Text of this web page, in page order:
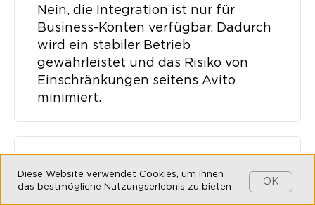
Nein, die Integration ist nur für
Business-Konten verfügbar. Dadurch
wird ein stabiler Betrieb
gewährleistet und das Risiko von
Einschränkungen seitens Avito
minimiert.
Integration?
Diese Website verwendet Cookies, um Ihnen
das bestmögliche Nutzungserlebnis zu bieten
OK